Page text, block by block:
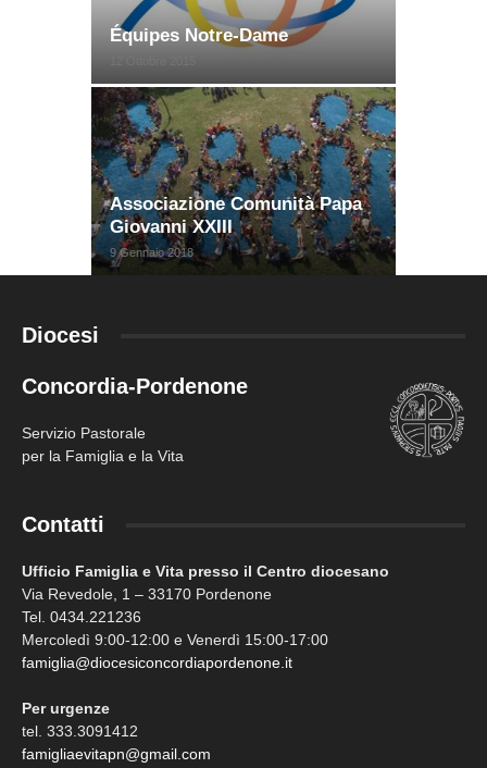
Équipes Notre-Dame
Associazione Comunità Papa
Giovanni XXIII
9 Gennaio 2018
Diocesi
Concordia-Pordenone
Servizio Pastorale
per la Famiglia e la Vita
Contatti
Ufficio Famiglia e Vita presso il Centro diocesano
Via Revedole, 1 – 33170 Pordenone
Tel. 0434.221236
Mercoledì 9:00-12:00 e Venerdì 15:00-17:00
famiglia@diocesiconcordiapordenone.it
Per urgenze
tel. 333.3091412
famigliaevitapn@gmail.com